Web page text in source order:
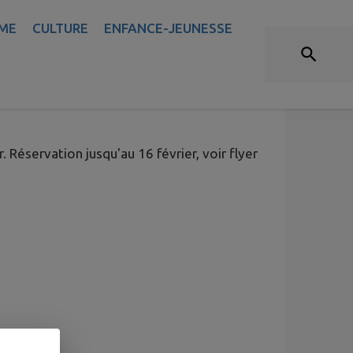
CULTURE ENFANCE-JEUNESSE
Réservation jusqu'au 16 février, voir flyer